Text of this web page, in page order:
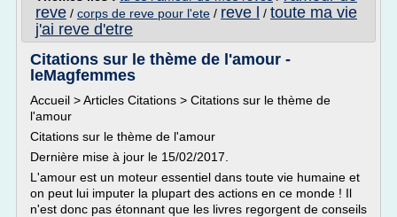
reve / corps de reve pour l'ete / reve l / toute ma vie
j'ai reve d'etre
Citations sur le thème de l'amour -
leMagfemmes
Accueil > Articles Citations > Citations sur le thème de
l'amour
Citations sur le thème de l'amour
Dernière mise à jour le 15/02/2017.
L'amour est un moteur essentiel dans toute vie humaine et
on peut lui imputer la plupart des actions en ce monde ! Il
n'est donc pas étonnant que les livres regorgent de conseils